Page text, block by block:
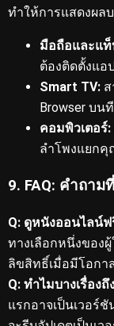
ทำให้การแสดงผล
มือถือและแท็
ต้องติดตั้งแอ
Smart TV:
Browser บน
คอมพิวเตอร์:
ลำโพงแยก
9. FAQ: คำถา
Q: ดูหนังออนไลน์
ทางเลือกหนึ่งของ
ลิขสิทธิ์เมื่อมีโอกา
Q: ทำไมบางเรื่อง
แรกอาจเป็นเวอร์